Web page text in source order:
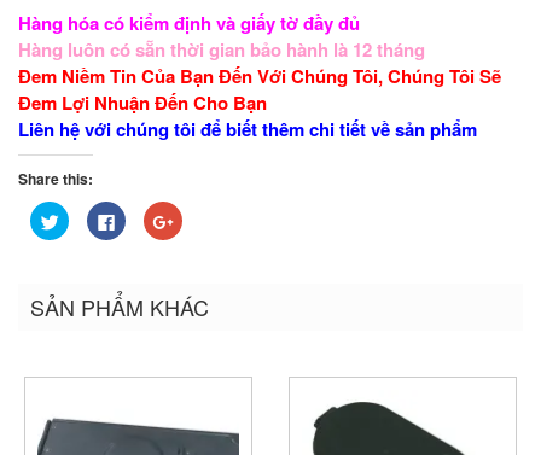
Hàng hóa có kiểm định và giấy tờ đầy đủ
Hàng luôn có sẵn thời gian bảo hành là 12 tháng
Đem Niềm Tin Của Bạn Đến Với Chúng Tôi, Chúng Tôi Sẽ
Đem Lợi Nhuận Đến Cho Bạn
Liên hệ với chúng tôi để biết thêm chi tiết về sản phẩm
Share this:
Bấm
để
(Opens
in
Nhấn
vào
Facebook
(Opens
in
Bấm
để
(Opens
in
SẢN PHẨM KHÁC